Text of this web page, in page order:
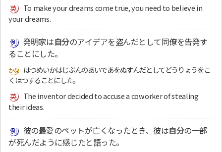
To make your dreams come true, you need to believe in
your dreams.
発明家は自分のアイデアを盗んだとして同僚を告発す
ることにした。
はつめいかはじぶんのあいであをぬすんだとしてどうりょうをこ
くはつすることにした。
The inventor decided to accuse a coworker of stealing
their ideas.
彼の最愛のペットが亡くなったとき、彼は自分の一部
が死んだように感じたと語った。